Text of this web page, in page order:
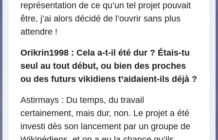
représentation de ce qu’un tel projet pouvait
être, j’ai alors décidé de l’ouvrir sans plus
attendre !
Orikrin1998 : Cela a-t-il été dur ? Étais-tu
seul au tout début, ou bien des proches
ou des futurs vikidiens t’aidaient-ils déjà ?
Astirmays : Du temps, du travail
certainement, mais dur, non. Le projet a été
investi dès son lancement par un groupe de